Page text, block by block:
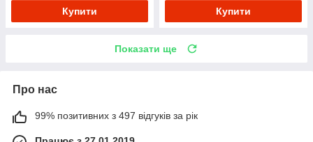
Купити Купити
Показати ще
Про нас
99% позитивних з 497 відгуків за рік